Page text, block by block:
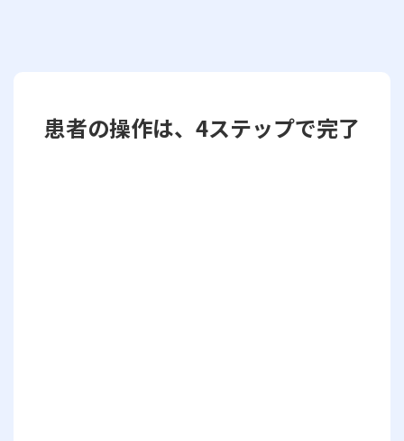
患者の操作は、4ステップで完了